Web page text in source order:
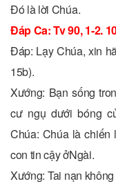
Ðó là lời Chúa.
Ðáp Ca: Tv 90, 1-2.
Ðáp: Lạy Chúa, xin
15b).
Xướng: Bạn sống
cư ngụ dưới bóng
Chúa: Chúa là chiến
con tin cậy ởNgài.
Xướng: Tai nạn